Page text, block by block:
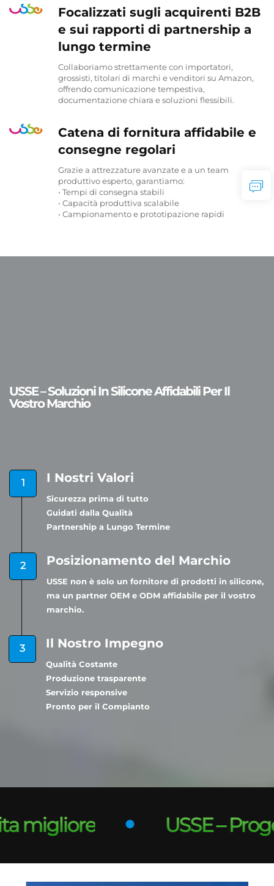
Focalizzati sugli acquirenti B2B
e sui rapporti di partnership a
lungo termine
Collaboriamo strettamente con importatori,
grossisti, titolari di marchi e venditori su Amazon,
offrendo comunicazione tempestiva,
documentazione chiara e soluzioni flessibili.
Catena di fornitura affidabile e
consegne regolari
Grazie a attrezzature avanzate e a un team
produttivo esperto, garantiamo:
• Tempi di consegna stabili
• Capacità produttiva scalabile
• Campionamento e prototipazione rapidi
USSE – Soluzioni In Silicone Affidabili Per Il
Vostro Marchio
I Nostri Valori
Sicurezza prima di tutto
Guidati dalla Qualità
Partnership a Lungo Termine
Posizionamento del Marchio
USSE non è solo un fornitore di prodotti in silicone,
ma un partner OEM e ODM affidabile per il vostro
marchio.
Il Nostro Impegno
Qualità Costante
Produzione trasparente
Servizio responsive
Pronto per il Compianto
USSE –